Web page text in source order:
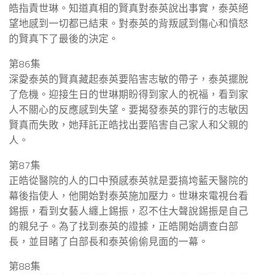
皓指責世琳。知道真相的賢真對泰英說出事實，泰英絕
望地感到一切都已結束。對泰英的背叛感到傷心和憤怒
的賢真下了最後的決定。
第86集
深愛泰英的賢真藏起泰英要陷害志敏的帶子，泰英擺脫
了危機。迎接生日的世琳期盼得到家人的祝福，看到家
人不關心的反應感到失望。要揭發泰英的罪行的志敏因
賢真而失敗，她拜託正皓找出要陷害自己家人和父親的
人。
第87集
正皓從醫院的人的口中預感泰英就是要搞垮藍天醫院的
幕後指使人，他開始對泰英施加壓力。世琳來電視台看
錫振，看到女藝人纏上錫振，忍不住大聲說錫振是自己
的親兒子。為了找到泰英的證據，正皓開始調查白部
長，並目睹了白部長和泰英偷偷見面的一幕。
第88集